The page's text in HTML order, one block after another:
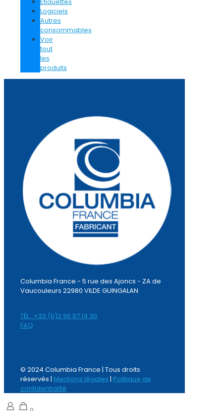
Etiquettes
Logiciels
Autres
consommables
Voir
tout
les
produits
Columbia France - 5 rue des Ajoncs - ZA de
Vaucouleurs 22980 VILDE GUINGALAN
TÉL : +33 (0)2 96 87 14 30
FAQ
© 2024 Columbia France | Tous droits
réservés | Mentions légales | Politique de
confidentialité